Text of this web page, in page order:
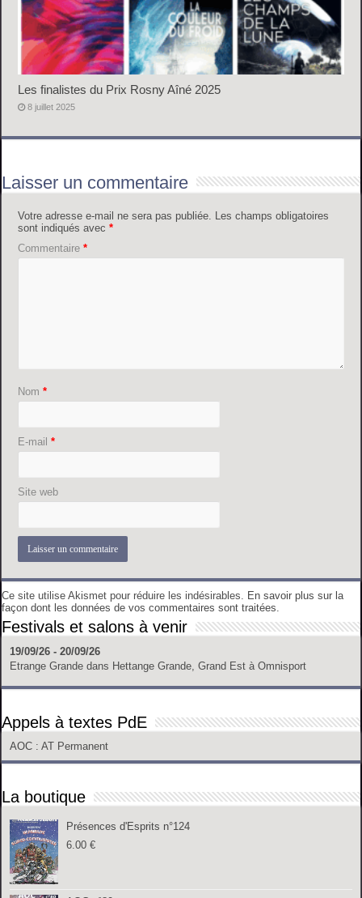
Les finalistes du Prix Rosny Aîné 2025
8 juillet 2025
Laisser un commentaire
Votre adresse e-mail ne sera pas publiée. Les champs obligatoires
sont indiqués avec*
Commentaire*
Nom*
E-mail*
Site web
Ce site utilise Akismet pour réduire les indésirables. En savoir plus sur la
façon dont les données de vos commentaires sont traitées.
Festivals et salons à venir
19/09/26 - 20/09/26
Etrange Grande dans Hettange Grande, Grand Est à Omnisport
Appels à textes PdE
AOC : AT Permanent
La boutique
Présences d'Esprits n°124
6.00€